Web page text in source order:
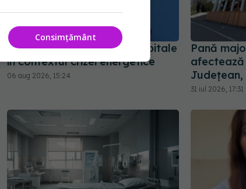
Ilie Bolojan, anunț despre spitale
în contextul crizei energetice
06 aug 2026, 15:24
Pană
Județean,
31 iul 2026, 17:31
Consimțământ